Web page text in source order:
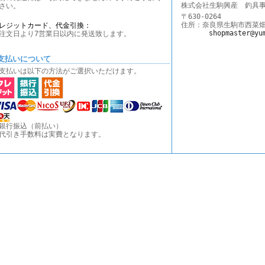
い。
ジットカード、代金引換：
文日より7営業日以内に発送致します。
払いについて
払いは以下の方法がご選択いただけます。
行振込（前払い）
引き手数料は実費となります。
株式会社生駒興産 釣具
〒630-0264
住所：奈良県生駒市西菜